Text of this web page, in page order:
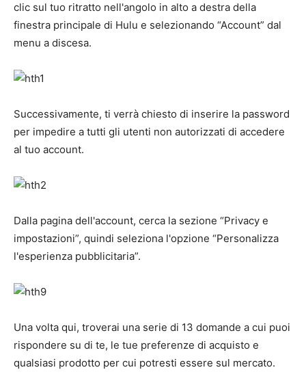
clic sul tuo ritratto nell'angolo in alto a destra della
finestra principale di Hulu e selezionando “Account” dal
menu a discesa.
Successivamente, ti verrà chiesto di inserire la password
per impedire a tutti gli utenti non autorizzati di accedere
al tuo account.
Dalla pagina dell'account, cerca la sezione “Privacy e
impostazioni”, quindi seleziona l'opzione “Personalizza
l'esperienza pubblicitaria”.
Una volta qui, troverai una serie di 13 domande a cui puoi
rispondere su di te, le tue preferenze di acquisto e
qualsiasi prodotto per cui potresti essere sul mercato.